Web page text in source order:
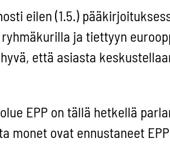
eilen (1.5.)
ja tiettyyn
että asiasta
EPP on tällä hetkellä
monet ovat ennustaneet